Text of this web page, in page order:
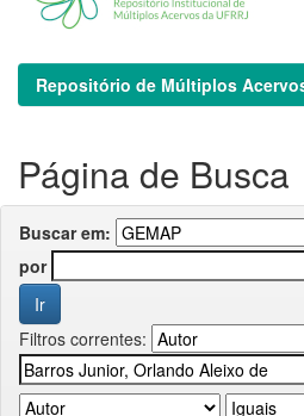
Repositório de Múltiplos
Página de Busca
Buscar em:
por
Filtros correntes: